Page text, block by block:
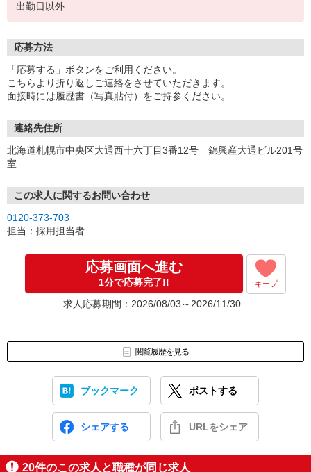
出勤日以外
応募方法
「応募する」ボタンをご利用ください。
こちらより折り返しご連絡をさせていただきます。
面接時には履歴書（写真貼付）をご持参ください。
連絡先住所
北海道札幌市中央区大通西十六丁目3番12号 錦興産大通ビル201号
室
この求人に関するお問い合わせ
0120-373-703
担当：採用担当者
応募画面へ進む
1分で応募完了!! キープ
求人応募期間：2026/08/03～2026/11/30
閲覧履歴を見る
ブックマーク ポストする
シェアする URLをシェア
20件のこの求人と職種が同じ求人